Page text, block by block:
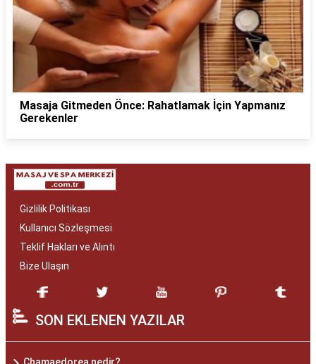
Masaja Gitmeden Önce: Rahatlamak İçin Yapmanız
Gerekenler
Gizlilik Politikası
Kullanıcı Sözleşmesi
Teklif Hakları ve Alıntı
Bize Ulaşın
SON EKLENEN YAZILAR